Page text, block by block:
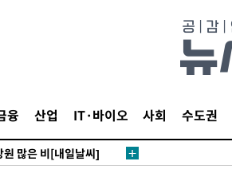
융 산업 IT·바이오 사회 수도권
생 1850명 사망
할 4개 면 특별재난지역
많은 비[내일날씨]